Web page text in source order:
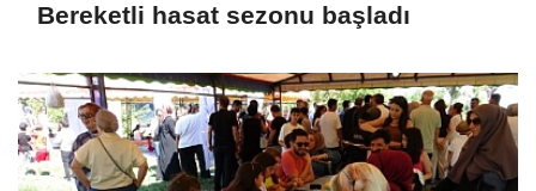
Bereketli hasat sezonu başladı